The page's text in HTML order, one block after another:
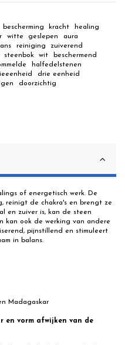
bescherming kracht
healing
witte geslepen
aura
reiniging
zuiverend
steenbok wit
beschermend
halfedelstenen
drie eenheid
doorzichtig
of energetisch werk. De
reinigt de chakra's en brengt ze
en zuiver is, kan de steen
kan ook de werking van andere
pijnstillend en stimuleert
in balans.
Madagaskar
en vorm afwijken van de